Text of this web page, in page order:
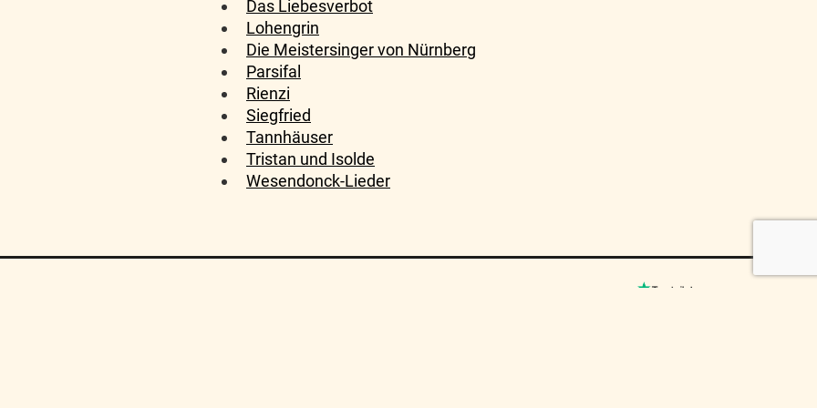
Das Liebesverbot
Lohengrin
Die Meistersinger von Nürnberg
Parsifal
Rienzi
Siegfried
Tannhäuser
Tristan und Isolde
Wesendonck-Lieder